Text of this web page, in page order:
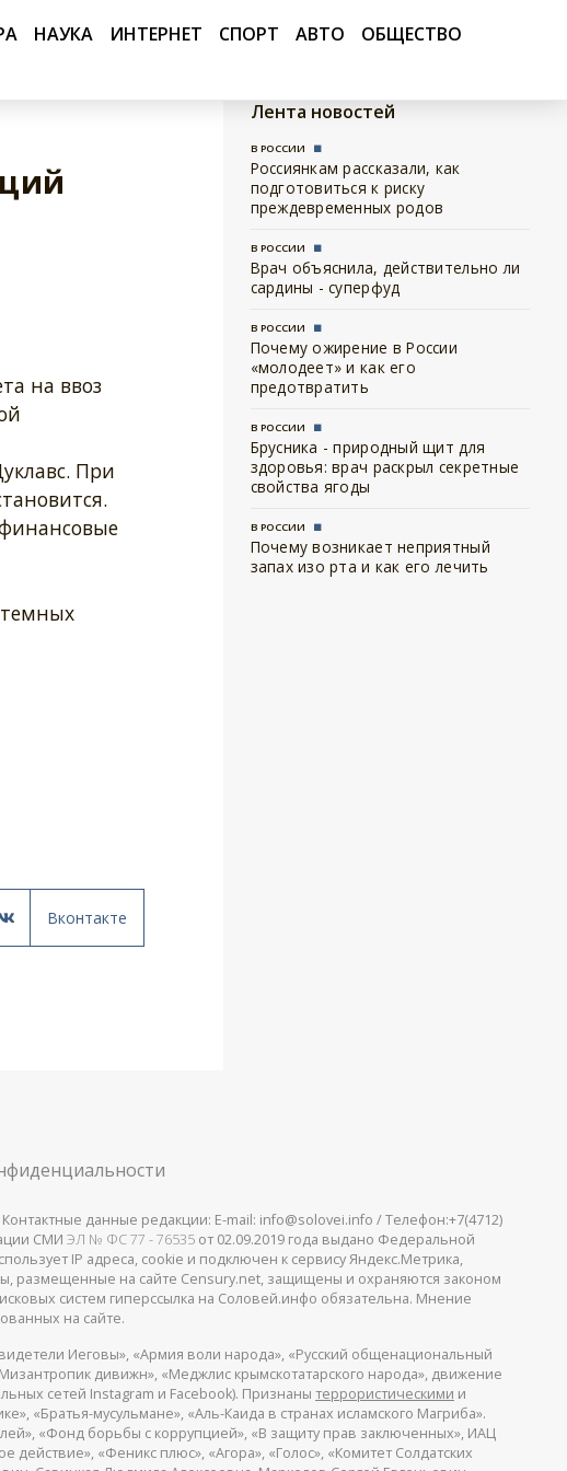
НАУКА ИНТЕРНЕТ СПОРТ АВТО ОБЩЕСТВО
на ввоз
При
Вконтакте
Лента новостей
В РОССИИ
Россиянкам рассказали, как
подготовиться к риску
преждевременных родов
В РОССИИ
Врач объяснила, действительно ли
сардины - суперфуд
В РОССИИ
Почему ожирение в России
«молодеет» и как его
предотвратить
В РОССИИ
Брусника - природный щит для
здоровья: врач раскрыл секретные
свойства ягоды
В РОССИИ
Почему возникает неприятный
запах изо рта и как его лечить
данные редакции: E-mail: info@solovei.info / Телефон:+7(4712)
СМИ ЭЛ № ФС 77 - 76535 от 02.09.2019 года выдано Федеральной
IP адреса, cookie и подключен к сервису Яндекс.Метрика,
размещенные на сайте Censury.net, защищены и охраняются законом
систем гиперссылка на Соловей.инфо обязательна. Мнение
на сайте.
Иеговы», «Армия воли народа», «Русский общенациональный
дивижн», «Меджлис крымскотатарского народа», движение
сетей Instagram и Facebook). Признаны террористическими и
«Братья-мусульмане», «Аль-Каида в странах исламского Магриба».
«Фонд борьбы с коррупцией», «В защиту прав заключенных», ИАЦ
«Феникс плюс», «Агора», «Голос», «Комитет Солдатских